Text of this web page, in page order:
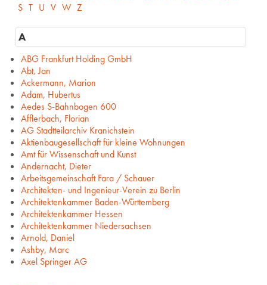
S T U V W Z
A
ABG Frankfurt Holding GmbH
Abt, Jan
Ackermann, Marion
Adam, Hubertus
Aedes S-Bahnbogen 600
Afflerbach, Florian
AG Stadtteilarchiv Kranichstein
Aktienbaugesellschaft für kleine Wohnungen
Amt für Wissenschaft und Kunst
Andernacht, Dieter
Arbeitsgemeinschaft Fara / Schauer
Architekten- und Ingenieur-Verein zu Berlin
Architektenkammer Baden-Württemberg
Architektenkammer Hessen
Architektenkammer Niedersachsen
Arnold, Daniel
Ashby, Marc
Axel Springer AG